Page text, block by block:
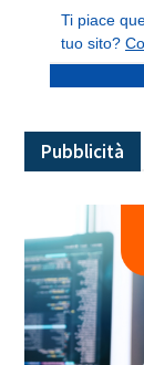
Pubblicità